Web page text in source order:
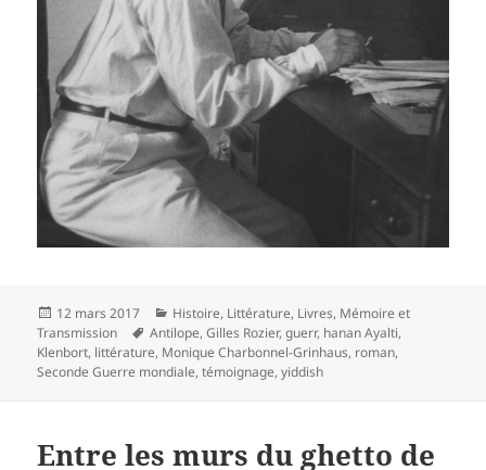
Publié
le
12 mars 2017 Catégories
Histoire, Littérature, Livres, Mémoire et
Transmission
Mots-
clés
Antilope,Gilles Rozier,guerr, hanan Ayalti,
Klenbort, littérature, Monique Charbonnel-Grinhaus, roman,
Seconde Guerre mondiale,témoignage,yiddish
Entre les murs du ghetto de